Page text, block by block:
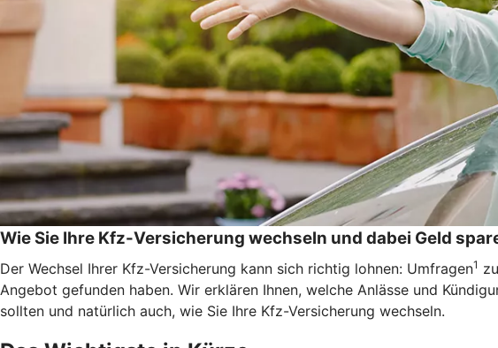
Wie Sie Ihre Kfz-Versicherung wechseln und dabei Geld
Der Wechsel Ihrer Kfz-Versicherung kann sich richtig lohnen: Umfragen1
Angebot gefunden haben. Wir erklären Ihnen, welche Anlässe und
sollten und natürlich auch, wie Sie Ihre Kfz-Versicherung wechseln.